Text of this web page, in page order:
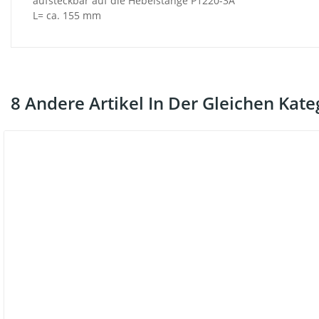
L= ca. 155 mm
8 Andere Artikel In Der Gleichen